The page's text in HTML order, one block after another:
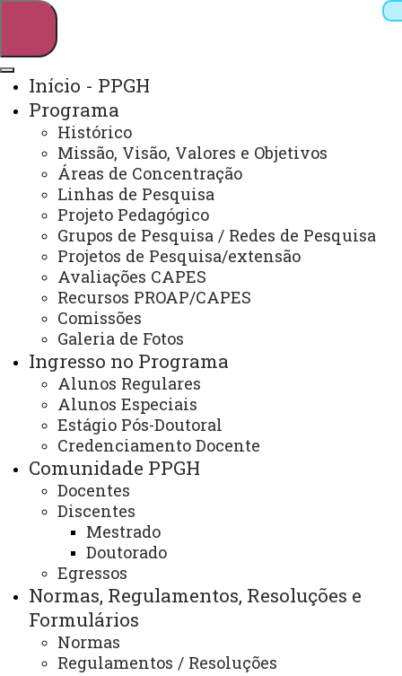
Webmail Sistemas
Arquivo Virtual
Campus
Início - PPGH
Programa
Histórico
Missão, Visão, Valores e Objetivos
Áreas de Concentração
Linhas de Pesquisa
Projeto Pedagógico
Grupos de Pesquisa / Redes de Pesquisa
Projetos de Pesquisa/extensão
Avaliações CAPES
Recursos PROAP/CAPES
Comissões
Galeria de Fotos
Ingresso no Programa
Alunos Regulares
Alunos Especiais
Estágio Pós-Doutoral
Credenciamento Docente
Comunidade PPGH
Docentes
Discentes
Mestrado
Doutorado
Egressos
Normas, Regulamentos, Resoluções e
Formulários
Normas
Regulamentos / Resoluções
Mestrado e Doutorado em História
Parcerias / Convênios
ATUALIZAÇÃO MAIS RECENTE: 12 DE FEVEREIRO
DE 2026
ACESSOS: 169
Telefone:
Segunda à sexta